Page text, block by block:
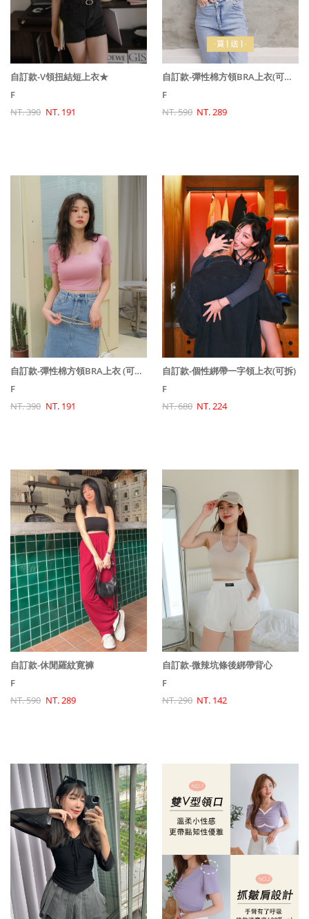
自訂款-V領扭結短上衣★
F
NT. 390 NT. 191
自訂款-彈性棉方領BRA上衣(可拆)(買一送一)
F
NT. 590 NT. 289
自訂款-彈性棉方領BRA上衣 (可拆)★
F
NT. 390 NT. 191
自訂款-個性綁帶一字領上衣(可拆)
F
NT. 680 NT. 224
自訂款-休閒羅紋寛褲
F
NT. 590 NT. 289
自訂款-微辣坑條後綁帶背心
F
NT. 290 NT. 142